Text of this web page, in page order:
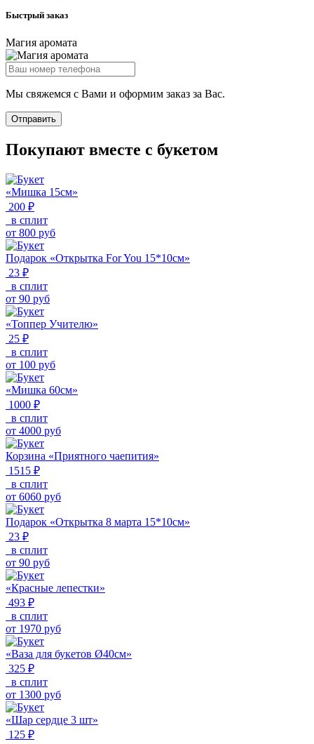
Быстрый заказ
Магия аромата
Мы свяжемся с Вами и оформим заказ за Вас.
Отправить
Покупают вместе с букетом
«Мишка 15см»
200 ₽
в сплит
от 800 руб
Подарок «Открытка For You 15*10см»
23 ₽
в сплит
от 90 руб
«Топпер Учителю»
25 ₽
в сплит
от 100 руб
«Мишка 60см»
1000 ₽
в сплит
от 4000 руб
Корзина «Приятного чаепития»
1515 ₽
в сплит
от 6060 руб
Подарок «Открытка 8 марта 15*10см»
23 ₽
в сплит
от 90 руб
«Красные лепестки»
493 ₽
в сплит
от 1970 руб
«Ваза для букетов Ø40см»
325 ₽
в сплит
от 1300 руб
«Шар сердце 3 шт»
125 ₽